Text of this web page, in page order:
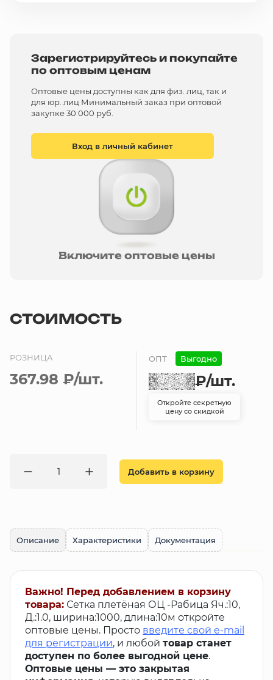
Зарегистрируйтесь и покупайте
по оптовым ценам
Оптовые цены доступны как для физ. лиц, так и
для юр. лиц Минимальный заказ при оптовой
закупке 30 000 руб.
Вход в личный кабинет
Включите оптовые цены
СТОИМОСТЬ
РОЗНИЦА
367.98 ₽/шт.
ОПТ Выгодно
₽/шт.
Откройте секретную
цену со скидкой
Добавить в корзину
Описание Характеристики Документация
Важно! Перед добавлением в корзину
товара: Сетка плетёная ОЦ -Рабица Яч.:10,
Д.:1.0, ширина:1000, длина:10м откройте
оптовые цены. Просто введите свой e-mail
для регистрации, и любой товар станет
доступен по более выгодной цене.
Оптовые цены — это закрытая